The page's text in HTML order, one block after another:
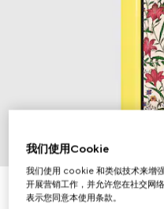
古驰绮梦香草兰香型女士
我们使用Cookie
我们使用 cookie 和类似技术来增
开展营销工作，并允许您在社交网
表示您同意本使用条款。